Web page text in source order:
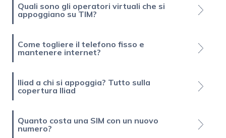
Quali sono gli operatori virtuali che si
appoggiano su TIM?
Come togliere il telefono fisso e
mantenere internet?
Iliad a chi si appoggia? Tutto sulla
copertura Iliad
Quanto costa una SIM con un nuovo
numero?